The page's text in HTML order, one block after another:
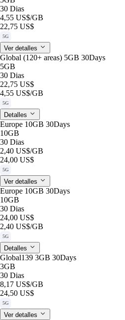
30 Dias
4,55 US$/GB
22,75 US$
5G
Ver detalles
Global (120+ areas) 5GB 30Days
5GB
30 Dias
22,75 US$
4,55 US$/GB
5G
Detalles
Europe 10GB 30Days
10GB
30 Dias
2,40 US$/GB
24,00 US$
5G
Ver detalles
Europe 10GB 30Days
10GB
30 Dias
24,00 US$
2,40 US$/GB
5G
Detalles
Global139 3GB 30Days
3GB
30 Dias
8,17 US$/GB
24,50 US$
5G
Ver detalles